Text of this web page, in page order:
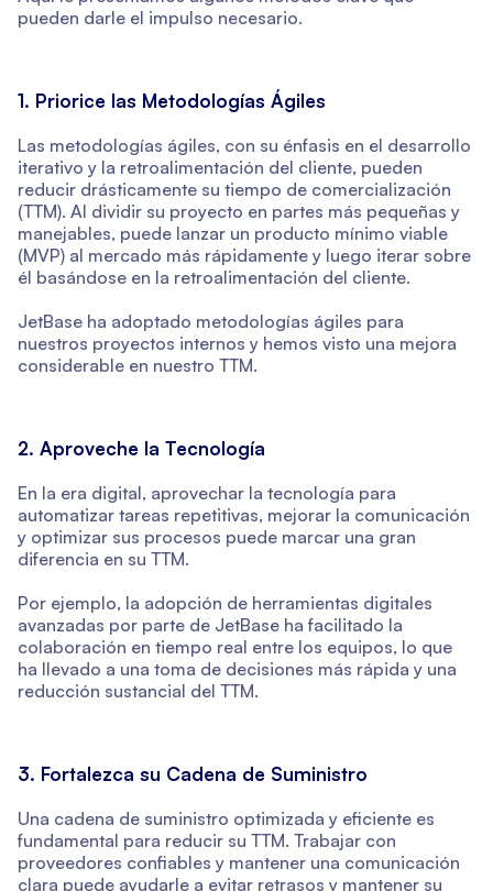
pueden darle el impulso necesario.
1. Priorice las Metodologías Ágiles
Las metodologías ágiles, con su énfasis en el desarrollo
iterativo y la retroalimentación del cliente, pueden
reducir drásticamente su tiempo de comercialización
(TTM). Al dividir su proyecto en partes más pequeñas y
manejables, puede lanzar un producto mínimo viable
(MVP) al mercado más rápidamente y luego iterar sobre
él basándose en la retroalimentación del cliente.
JetBase ha adoptado metodologías ágiles para
nuestros proyectos internos y hemos visto una mejora
considerable en nuestro TTM.
2. Aproveche la Tecnología
En la era digital, aprovechar la tecnología para
automatizar tareas repetitivas, mejorar la comunicación
y optimizar sus procesos puede marcar una gran
diferencia en su TTM.
Por ejemplo, la adopción de herramientas digitales
avanzadas por parte de JetBase ha facilitado la
colaboración en tiempo real entre los equipos, lo que
ha llevado a una toma de decisiones más rápida y una
reducción sustancial del TTM.
3. Fortalezca su Cadena de Suministro
Una cadena de suministro optimizada y eficiente es
fundamental para reducir su TTM. Trabajar con
proveedores confiables y mantener una comunicación
clara puede ayudarle a evitar retrasos y mantener su